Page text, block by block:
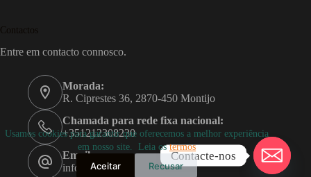
Usamos cookies para garantir que oferecemos a melhor experiência
em nosso site. Leia ostermos
Aceitar Recusar
Contactos
Entre em contacto connosco.
Morada:
R. Ciprestes 36, 2870-450 Montijo
Chamada para rede fixa nacional:
+351212308230
Email:
info@sdmaq.pt
Contacte-nos